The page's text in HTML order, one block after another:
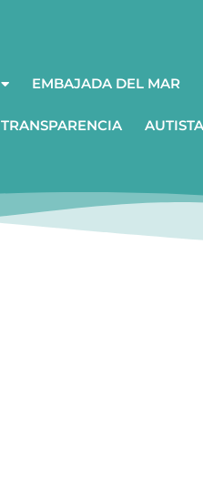
EMBAJADA DEL MAR
TRANSPARENCIA